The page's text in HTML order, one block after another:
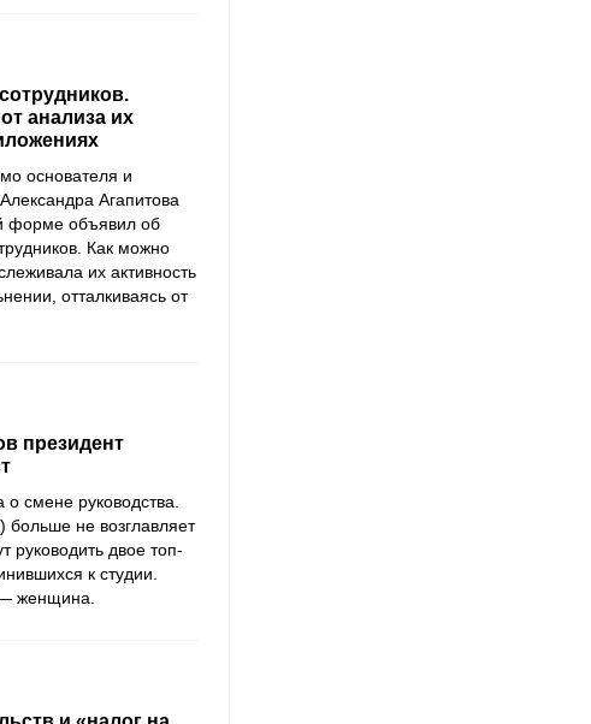
анализа их
основателя и
Александра Агапитова
форме объявил об
Как можно
их активность
отталкиваясь от
президент
о смене руководства.
больше не возглавляет
руководить двое топ-
к студии.
женщина.